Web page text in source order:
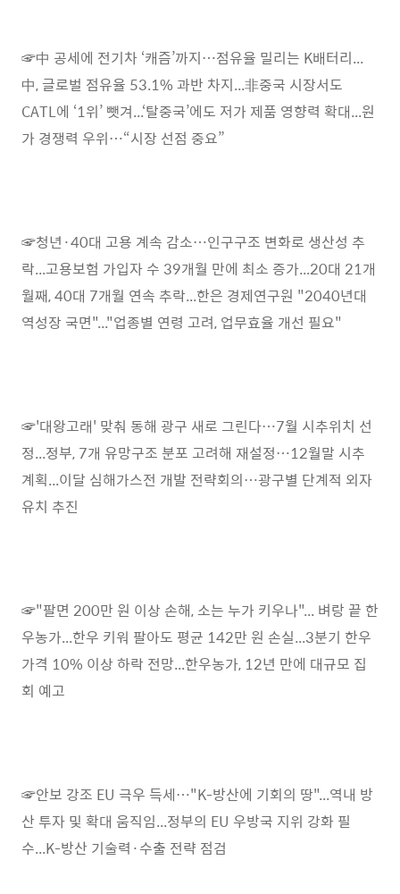
☞中 공세에 전기차 ‘캐즘’까지…점유율 밀리는 K배터리...
中, 글로벌 점유율 53.1% 과반 차지...非중국 시장서도
CATL에 ‘1위’ 뺏겨...‘탈중국’에도 저가 제품 영향력 확대...원
가 경쟁력 우위…“시장 선점 중요”
☞청년·40대 고용 계속 감소…인구구조 변화로 생산성 추
락...고용보험 가입자 수 39개월 만에 최소 증가...20대 21개
월째, 40대 7개월 연속 추락...한은 경제연구원 "2040년대
역성장 국면"..."업종별 연령 고려, 업무효율 개선 필요"
☞'대왕고래' 맞춰 동해 광구 새로 그린다…7월 시추위치 선
정...정부, 7개 유망구조 분포 고려해 재설정…12월말 시추
계획...이달 심해가스전 개발 전략회의…광구별 단계적 외자
유치 추진
☞"팔면 200만 원 이상 손해, 소는 누가 키우나"... 벼랑 끝 한
우농가...한우 키워 팔아도 평균 142만 원 손실...3분기 한우
가격 10% 이상 하락 전망...한우농가, 12년 만에 대규모 집
회 예고
☞안보 강조 EU 극우 득세…"K-방산에 기회의 땅"...역내 방
산 투자 및 확대 움직임...정부의 EU 우방국 지위 강화 필
수...K-방산 기술력·수출 전략 점검